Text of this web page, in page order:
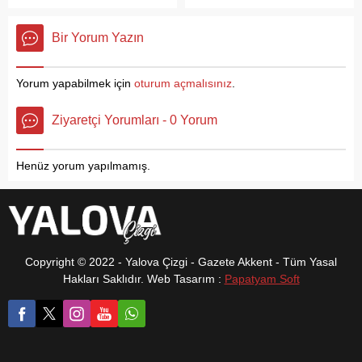
kısa süreli paniğe neden
oldu. Otomobil ile çarpışan
kaza nedeniyle yolun bir
bölümü geçici olarak trafiğe
kapatıldı.
Belediyesi iştiraklerinden
İsmail Yıldırım dönemine
Bir Yorum Yazın
Yorum yapabilmek için oturum açmalısınız
Ziyaretçi Yorumları - 0 Yorum
Henüz yorum yapılmamış.
Copyright © 2022 - Yalova Çizgi - Gazete Akkent - Tüm Yasal
Hakları Saklıdır. Web Tasarım : Papatyam Soft